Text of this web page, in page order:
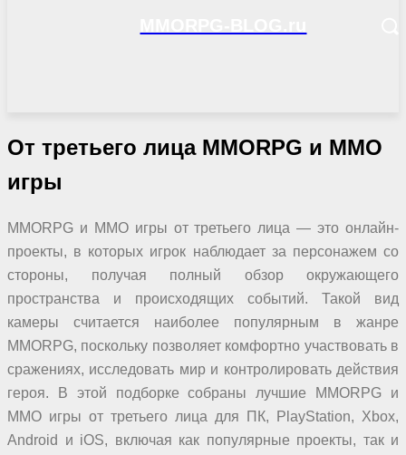
От третьего лицаMMORPG и MMO
игры
MMORPG и MMO игры от третьего лица — это онлайн-
проекты, в которых игрок наблюдает за персонажем со
стороны, получая полный обзор окружающего
пространства и происходящих событий. Такой вид
камеры считается наиболее популярным в жанре
MMORPG, поскольку позволяет комфортно участвовать в
сражениях, исследовать мир и контролировать действия
героя. В этой подборке собраны лучшие MMORPG и
MMO игры от третьего лица для ПК, PlayStation, Xbox,
Android и iOS, включая как популярные проекты, так и